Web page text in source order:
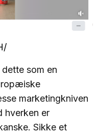
som en
marketingkniven
hverken er
Sikke et